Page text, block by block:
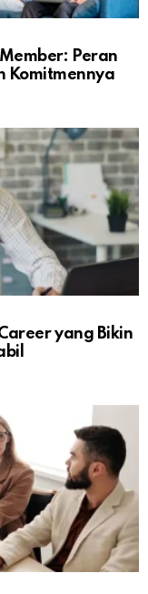
Peran
Komitmennya
yang Bikin